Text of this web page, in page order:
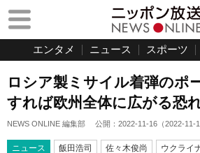
エンタメ ニュース スポーツ
ロシア製ミサイル着弾の
すれば欧州全体に広がる恐
NEWS ONLINE 編集部 公開： 2022-11-16 （2022-11-
ニュース 飯田浩司 佐々木俊尚 ウクライ